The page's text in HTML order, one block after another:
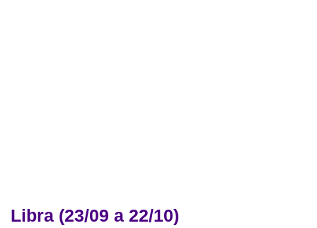
Libra (23/09 a 22/10)